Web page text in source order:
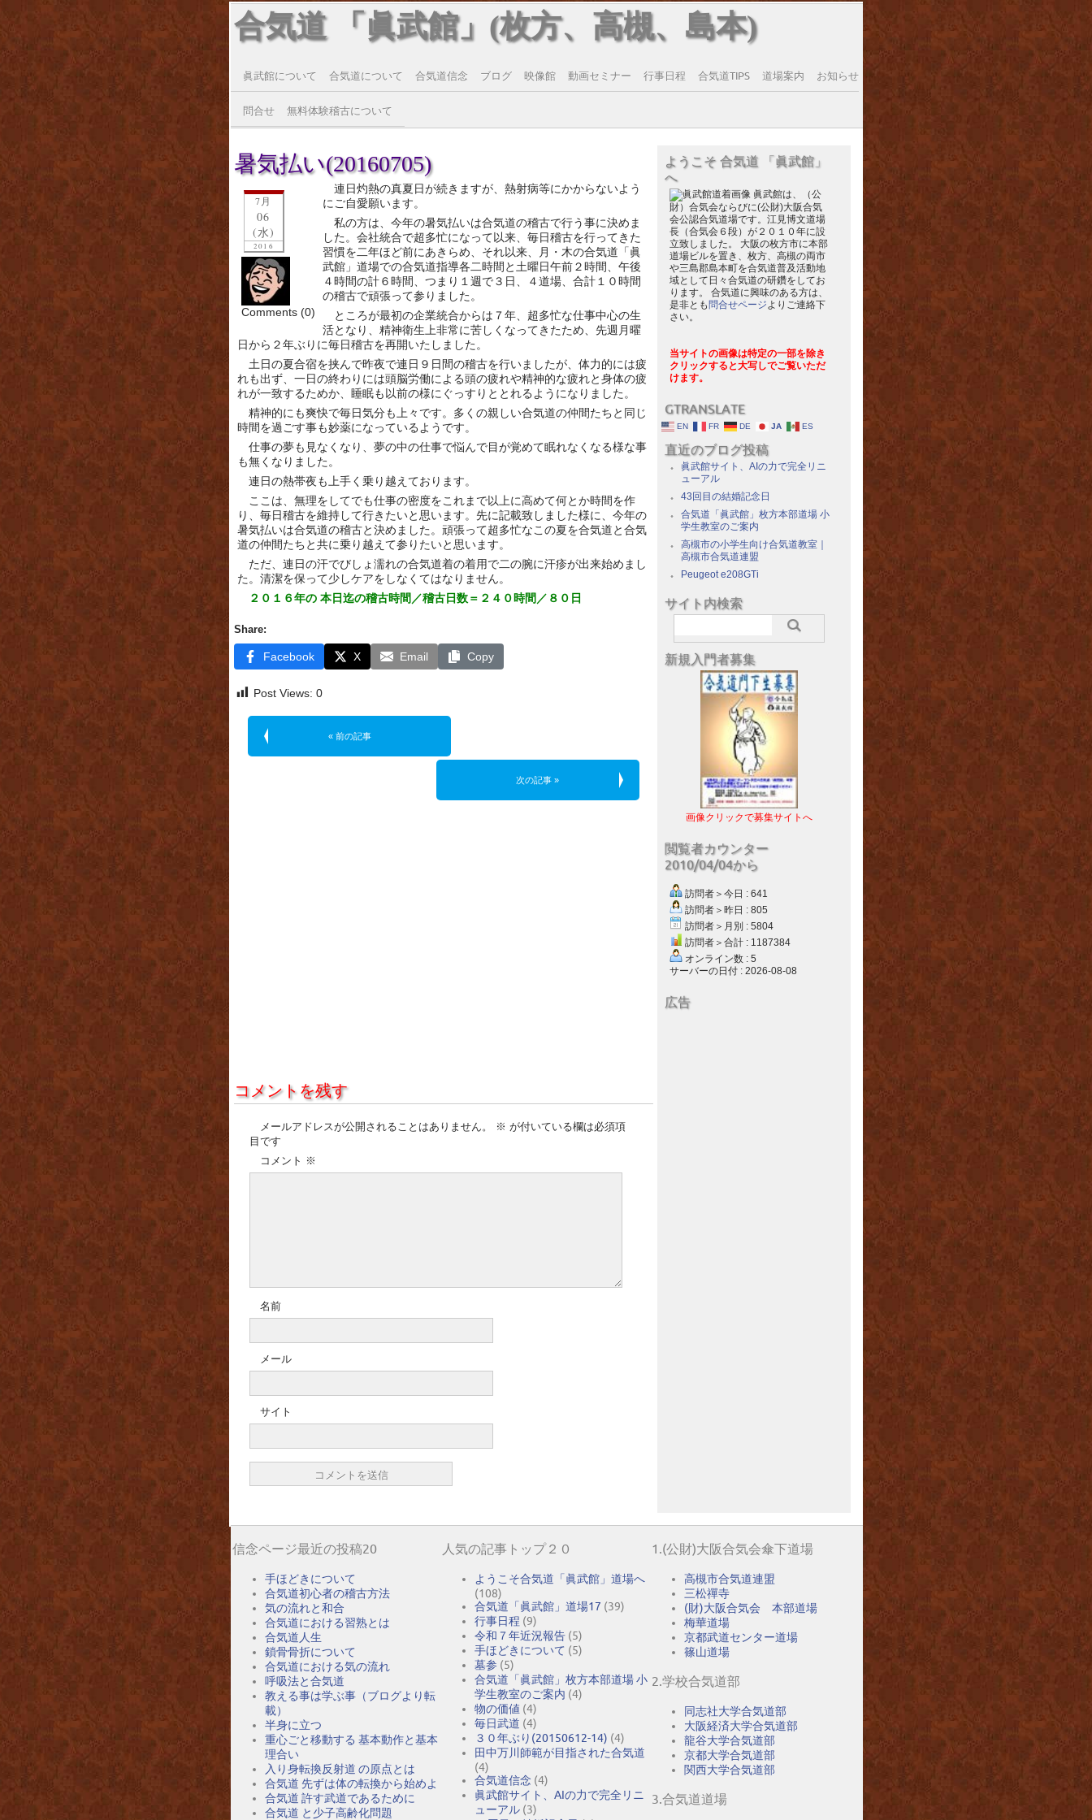
合気道 「眞武館」(枚方、高槻、島本)
眞武館について 合気道について 合気道信念 ブログ 映像館 動画セミナー 行事日程 合気道TIPS 道場案内 お知らせ
問合せ 無料体験稽古について
暑気払い(20160705)
7月
06
(水)
2016
Comments (0)
連日灼熱の真夏日が続きますが、熱射病等にかからないよう
にご自愛願います。
私の方は、今年の暑気払いは合気道の稽古で行う事に決めま
した。会社統合で超多忙になって以来、毎日稽古を行ってきた
習慣を二年ほど前にあきらめ、それ以来、月・木の合気道「眞
武館」道場での合気道指導各二時間と土曜日午前２時間、午後
４時間の計６時間、つまり１週で３日、４道場、合計１０時間
の稽古で頑張って参りました。
ところが最初の企業統合からは７年、超多忙な仕事中心の生
活となり、精神衛生上非常に苦しくなってきたため、先週月曜
日から２年ぶりに毎日稽古を再開いたしました。
土日の夏合宿を挟んで昨夜で連日９日間の稽古を行いましたが、体力的には疲
れも出ず、一日の終わりには頭脳労働による頭の疲れや精神的な疲れと身体の疲
れが一致するためか、睡眠も以前の様にぐっすりととれるようになりました。
精神的にも爽快で毎日気分も上々です。多くの親しい合気道の仲間たちと同じ
時間を過ごす事も妙薬になっているようです。
仕事の夢も見なくなり、夢の中の仕事で悩んで目が覚めて眠れなくなる様な事
も無くなりました。
連日の熱帯夜も上手く乗り越えております。
ここは、無理をしてでも仕事の密度をこれまで以上に高めて何とか時間を作
り、毎日稽古を維持して行きたいと思います。先に記載致しました様に、今年の
暑気払いは合気道の稽古と決めました。頑張って超多忙なこの夏を合気道と合気
道の仲間たちと共に乗り越えて参りたいと思います。
ただ、連日の汗でびしょ濡れの合気道着の着用で二の腕に汗疹が出来始めまし
た。清潔を保って少しケアをしなくてはなりません。
２０１６年の 本日迄の稽古時間／稽古日数＝２４０時間／８０日
Share:
Facebook X Email Copy
Post Views: 0
« 前の記事
次の記事 »
コメントを残す
メールアドレスが公開されることはありません。 ※ が付いている欄は必須項
目です
コメント ※
名前
メール
サイト
ようこそ 合気道 「眞武館」
へ
眞武館は、（公
財）合気会ならびに(公財)大阪合気
会公認合気道場です。江見博文道場
長（合気会６段）が２０１０年に設
立致しました。 大阪の枚方市に本部
道場ビルを置き、枚方、高槻の両市
や三島郡島本町を合気道普及活動地
域として日々合気道の研鑽をしてお
ります。 合気道に興味のある方は、
是非とも 問合せページよりご連絡下
さい。
当サイトの画像は特定の一部を除き
クリックすると大写しでご覧いただ
けます。
GTRANSLATE
EN FR DE JA ES
直近のブログ投稿
眞武館サイト、AIの力で完全リニ
ューアル
43回目の結婚記念日
合気道「眞武館」枚方本部道場 小
学生教室のご案内
高槻市の小学生向け合気道教室｜
高槻市合気道連盟
Peugeot e208GTi
サイト内検索
新規入門者募集
画像クリックで募集サイトへ
閲覧者カウンター
2010/04/04から
訪問者＞今日 : 641
訪問者＞昨日 : 805
訪問者＞月別 : 5804
訪問者＞合計 : 1187384
オンライン数 : 5
サーバーの日付 : 2026-08-08
広告
信念ページ最近の投稿20
手ほどきについて
合気道初心者の稽古方法
気の流れと和合
合気道における習熟とは
合気道人生
鎖骨骨折について
合気道における気の流れ
呼吸法と合気道
教える事は学ぶ事（ブログより転
載）
半身に立つ
重心ごと移動する 基本動作と基本
理合い
入り身転換反射道 の原点とは
合気道 先ずは体の転換から始めよ
合気道 許す武道であるために
合気道 と少子高齢化問題
人気の記事トップ２０
ようこそ合気道「眞武館」道場へ
(108)
合気道「眞武館」道場17 (39)
行事日程 (9)
令和７年近況報告 (5)
手ほどきについて (5)
墓参 (5)
合気道「眞武館」枚方本部道場 小
学生教室のご案内 (4)
物の価値 (4)
毎日武道 (4)
３０年ぶり(20150612-14) (4)
田中万川師範が目指された合気道
(4)
合気道信念 (4)
眞武館サイト、AIの力で完全リニ
ューアル (3)
1.(公財)大阪合気会傘下道場
高槻市合気道連盟
三松禪寺
(財)大阪合気会 本部道場
梅華道場
京都武道センター道場
篠山道場
2.学校合気道部
同志社大学合気道部
大阪経済大学合気道部
龍谷大学合気道部
京都大学合気道部
関西大学合気道部
3.合気道道場